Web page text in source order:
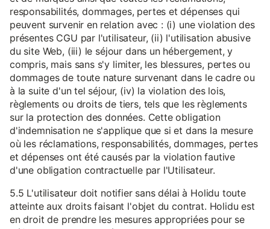
responsabilités, dommages, pertes et dépenses qui
peuvent survenir en relation avec : (i) une violation des
présentes CGU par l'utilisateur, (ii) l'utilisation abusive
du site Web, (iii) le séjour dans un hébergement, y
compris, mais sans s'y limiter, les blessures, pertes ou
dommages de toute nature survenant dans le cadre ou
à la suite d'un tel séjour, (iv) la violation des lois,
règlements ou droits de tiers, tels que les règlements
sur la protection des données. Cette obligation
d'indemnisation ne s'applique que si et dans la mesure
où les réclamations, responsabilités, dommages, pertes
et dépenses ont été causés par la violation fautive
d'une obligation contractuelle par l'Utilisateur.
5.5 L'utilisateur doit notifier sans délai à Holidu toute
atteinte aux droits faisant l'objet du contrat. Holidu est
en droit de prendre les mesures appropriées pour se